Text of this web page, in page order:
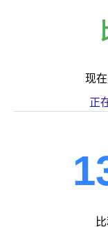
现
正